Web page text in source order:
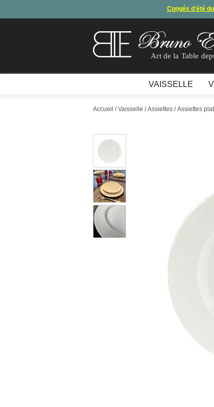
Congés d'été
En raison d'un souci technique, le mode
Art de la Table
VAISSELLE
Accueil /Vaisselle /Assiettes /Assiettes